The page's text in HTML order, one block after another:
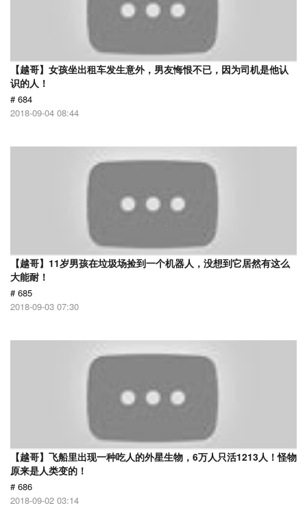
【越哥】女孩坐出租车发生意外，男友悔恨不已，因为司机是他认
识的人！
# 684
2018-09-04 08:44
【越哥】11岁男孩在垃圾场捡到一个机器人，没想到它居然有这么
大能耐！
# 685
2018-09-03 07:30
【越哥】飞船里出现一种吃人的外星生物，6万人只活1213人！怪物
原来是人类变的！
# 686
2018-09-02 03:14